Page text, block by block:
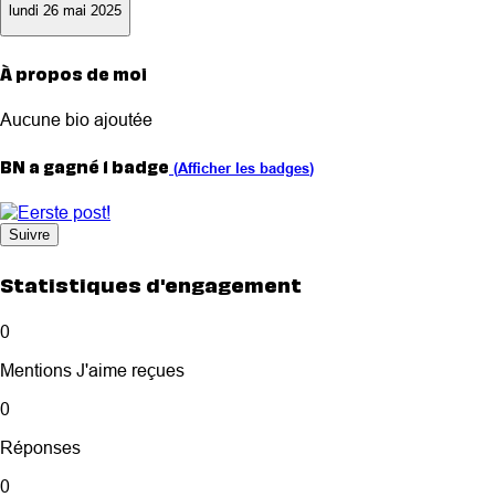
lundi 26 mai 2025
À propos de moi
Aucune bio ajoutée
BN a gagné 1 badge (Afficher les badges)
Suivre
Statistiques d'engagement
0
Mentions J'aime reçues
0
Réponses
0